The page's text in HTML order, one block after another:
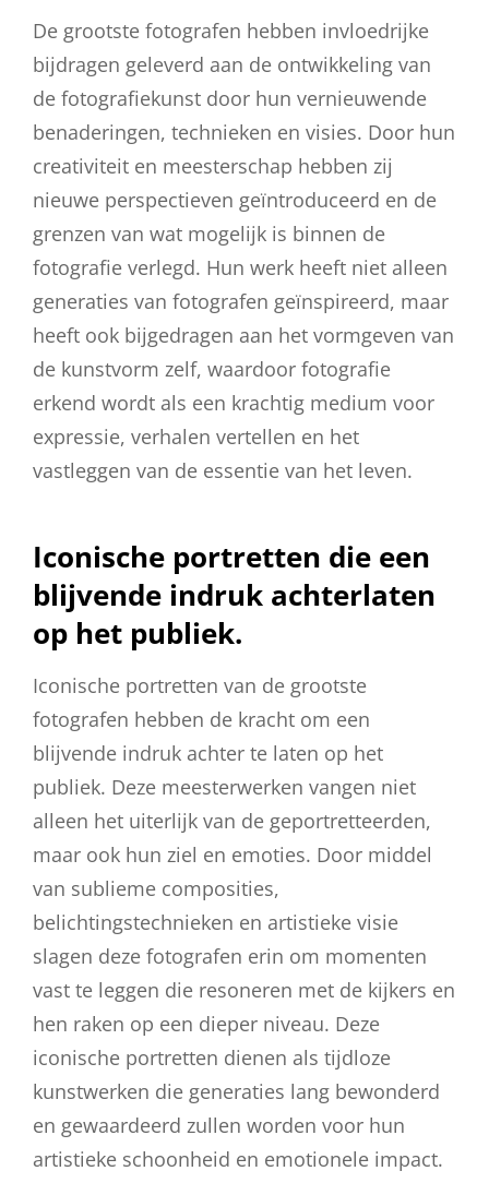
De grootste fotografen hebben invloedrijke
bijdragen geleverd aan de ontwikkeling van
de fotografiekunst door hun vernieuwende
benaderingen, technieken en visies. Door hun
creativiteit en meesterschap hebben zij
nieuwe perspectieven geïntroduceerd en de
grenzen van wat mogelijk is binnen de
fotografie verlegd. Hun werk heeft niet alleen
generaties van fotografen geïnspireerd, maar
heeft ook bijgedragen aan het vormgeven van
de kunstvorm zelf, waardoor fotografie
erkend wordt als een krachtig medium voor
expressie, verhalen vertellen en het
vastleggen van de essentie van het leven.
Iconische portretten die een
blijvende indruk achterlaten
op het publiek.
Iconische portretten van de grootste
fotografen hebben de kracht om een
blijvende indruk achter te laten op het
publiek. Deze meesterwerken vangen niet
alleen het uiterlijk van de geportretteerden,
maar ook hun ziel en emoties. Door middel
van sublieme composities,
belichtingstechnieken en artistieke visie
slagen deze fotografen erin om momenten
vast te leggen die resoneren met de kijkers en
hen raken op een dieper niveau. Deze
iconische portretten dienen als tijdloze
kunstwerken die generaties lang bewonderd
en gewaardeerd zullen worden voor hun
artistieke schoonheid en emotionele impact.